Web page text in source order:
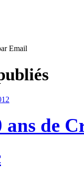
Email
de